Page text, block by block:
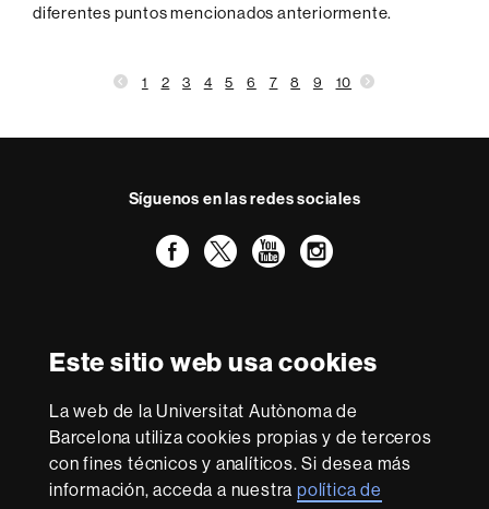
Este sitio web usa cookies
La web de la Universitat Autònoma de
Barcelona utiliza cookies propias y de terceros
con fines técnicos y analíticos. Si desea más
información, acceda a nuestrapolítica de
diferentes puntos mencionados anteriormente.
1 2 3 4 5 6 7 8 9 10
Síguenos en las redes sociales
Facebook
TwitterYouTube
Instagram
Excellence
Research
-
Euraxess
Con la financiación de